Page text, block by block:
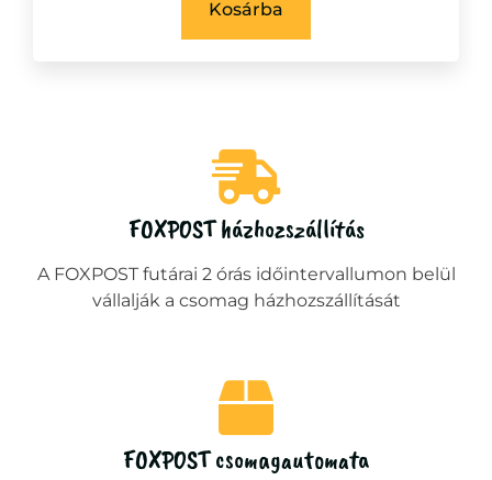
Kosárba
FOXPOST házhozszállítás
A FOXPOST futárai 2 órás időintervallumon belül
vállalják a csomag házhozszállítását
FOXPOST csomagautomata